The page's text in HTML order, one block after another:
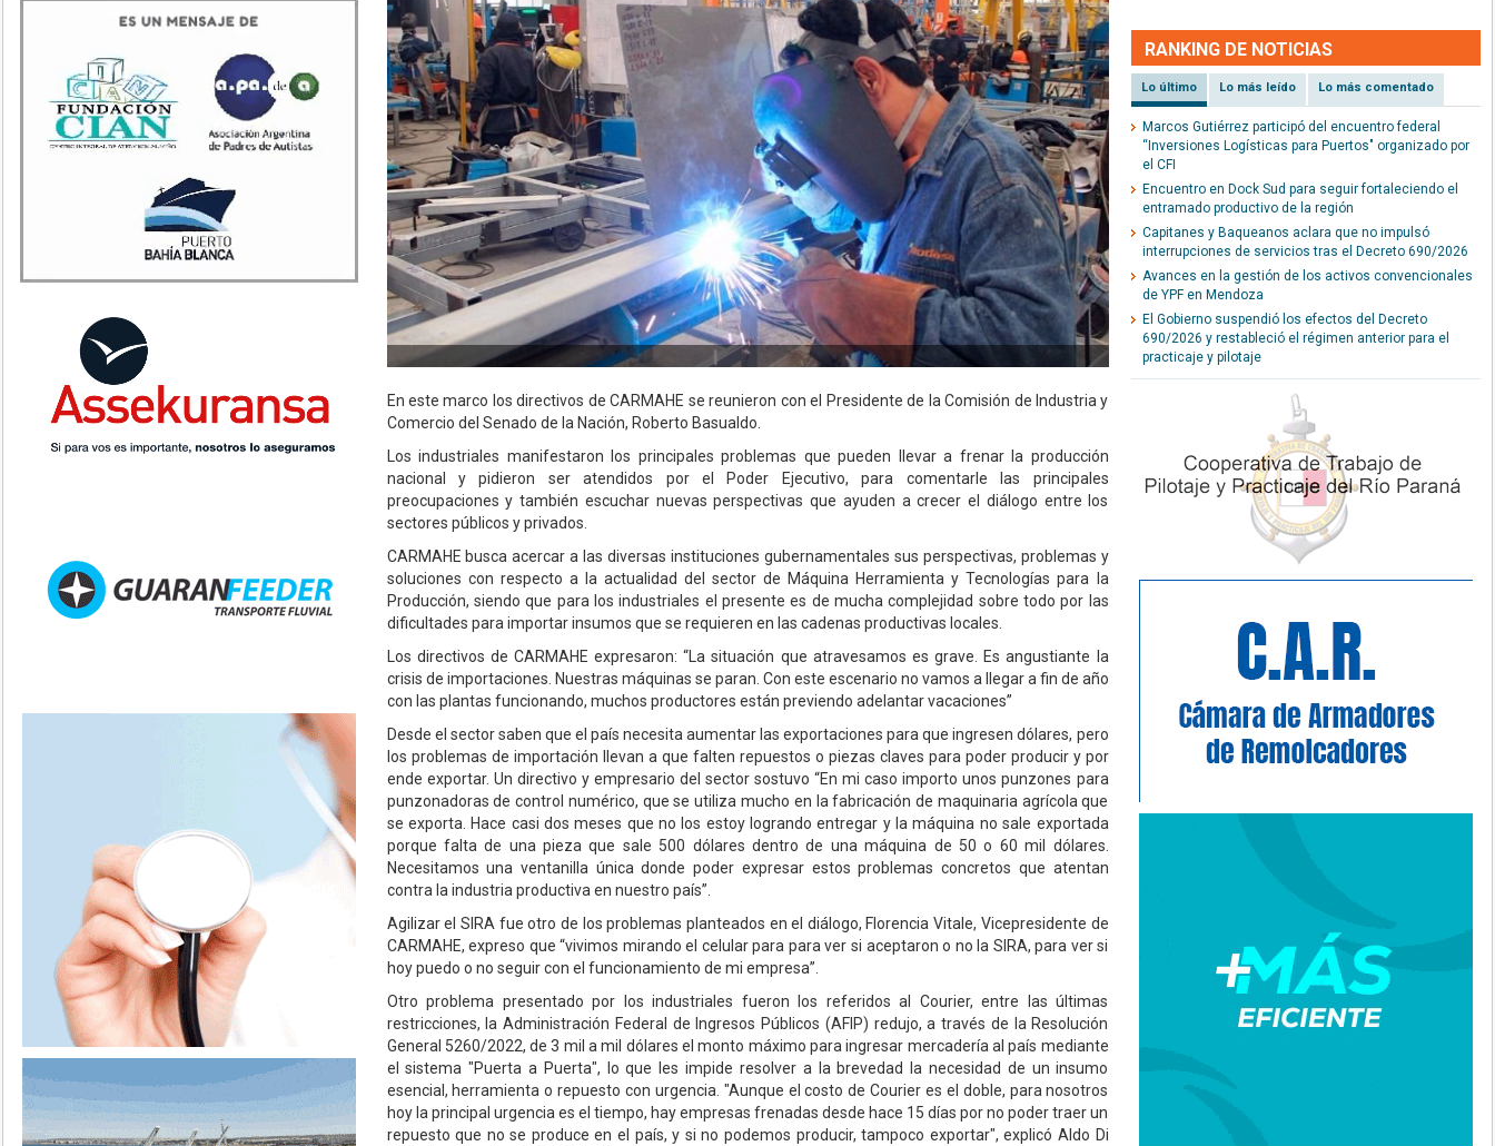
En este marco los directivos de CARMAHE se reunieron con el Presidente de la Comisión de Industria y
Comercio del Senado de la Nación, Roberto Basualdo.
Los industriales manifestaron los principales problemas que pueden llevar a frenar la producción
nacional y pidieron ser atendidos por el Poder Ejecutivo, para comentarle las principales
preocupaciones y también escuchar nuevas perspectivas que ayuden a crecer el diálogo entre los
sectores públicos y privados.
CARMAHE busca acercar a las diversas instituciones gubernamentales sus perspectivas, problemas y
soluciones con respecto a la actualidad del sector de Máquina Herramienta y Tecnologías para la
Producción, siendo que para los industriales el presente es de mucha complejidad sobre todo por las
dificultades para importar insumos que se requieren en las cadenas productivas locales.
Los directivos de CARMAHE expresaron: “La situación que atravesamos es grave. Es angustiante la
crisis de importaciones. Nuestras máquinas se paran. Con este escenario no vamos a llegar a fin de año
con las plantas funcionando, muchos productores están previendo adelantar vacaciones”
Desde el sector saben que el país necesita aumentar las exportaciones para que ingresen dólares, pero
los problemas de importación llevan a que falten repuestos o piezas claves para poder producir y por
ende exportar. Un directivo y empresario del sector sostuvo “En mi caso importo unos punzones para
punzonadoras de control numérico, que se utiliza mucho en la fabricación de maquinaria agrícola que
se exporta. Hace casi dos meses que no los estoy logrando entregar y la máquina no sale exportada
porque falta de una pieza que sale 500 dólares dentro de una máquina de 50 o 60 mil dólares.
Necesitamos una ventanilla única donde poder expresar estos problemas concretos que atentan
contra la industria productiva en nuestro país”.
Agilizar el SIRA fue otro de los problemas planteados en el diálogo, Florencia Vitale, Vicepresidente de
CARMAHE, expreso que “vivimos mirando el celular para para ver si aceptaron o no la SIRA, para ver si
hoy puedo o no seguir con el funcionamiento de mi empresa”.
Otro problema presentado por los industriales fueron los referidos al Courier, entre las últimas
restricciones, la Administración Federal de Ingresos Públicos (AFIP) redujo, a través de la Resolución
General 5260/2022, de 3 mil a mil dólares el monto máximo para ingresar mercadería al país mediante
el sistema "Puerta a Puerta", lo que les impide resolver a la brevedad la necesidad de un insumo
esencial, herramienta o repuesto con urgencia. "Aunque el costo de Courier es el doble, para nosotros
hoy la principal urgencia es el tiempo, hay empresas frenadas desde hace 15 días por no poder traer un
repuesto que no se produce en el país, y si no podemos producir, tampoco exportar", explicó Aldo Di
RANKING DE NOTICIAS
Lo último Lo más leído Lo más comentado
Marcos Gutiérrez participó del encuentro federal
“Inversiones Logísticas para Puertos" organizado por
el CFI
Encuentro en Dock Sud para seguir fortaleciendo el
entramado productivo de la región
Capitanes y Baqueanos aclara que no impulsó
interrupciones de servicios tras el Decreto 690/2026
Avances en la gestión de los activos convencionales
de YPF en Mendoza
El Gobierno suspendió los efectos del Decreto
690/2026 y restableció el régimen anterior para el
practicaje y pilotaje